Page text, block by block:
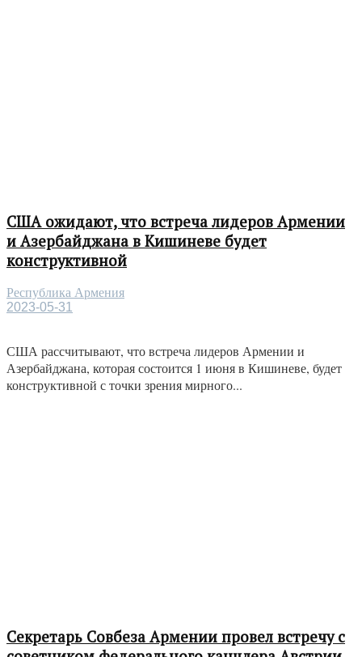
США ожидают, что встреча лидеров Армении
и Азербайджана в Кишиневе будет
конструктивной
Республика Армения
2023-05-31
США рассчитывают, что встреча лидеров Армении и
Азербайджана, которая состоится 1 июня в Кишиневе, будет
конструктивной с точки зрения мирного...
Секретарь Совбеза Армении провел встречу с